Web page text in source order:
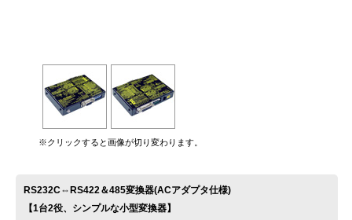
※クリックすると画像が切り変わります。
RS232C⇔RS422＆485変換器(ACアダプタ仕様)
【1台2役、シンプルな小型変換器】